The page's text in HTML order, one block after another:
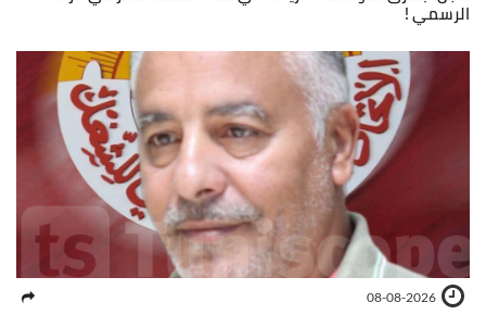
الرسمي !
08-08-2026